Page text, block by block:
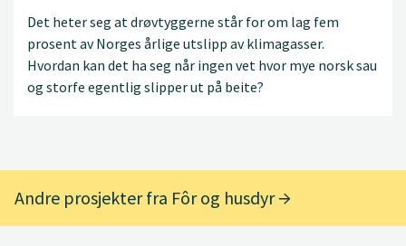
Det heter seg at drøvtyggerne står for om lag fem
prosent av Norges årlige utslipp av klimagasser.
Hvordan kan det ha seg når ingen vet hvor mye norsk sau
og storfe egentlig slipper ut på beite?
Andre prosjekter fra Fôr og husdyr